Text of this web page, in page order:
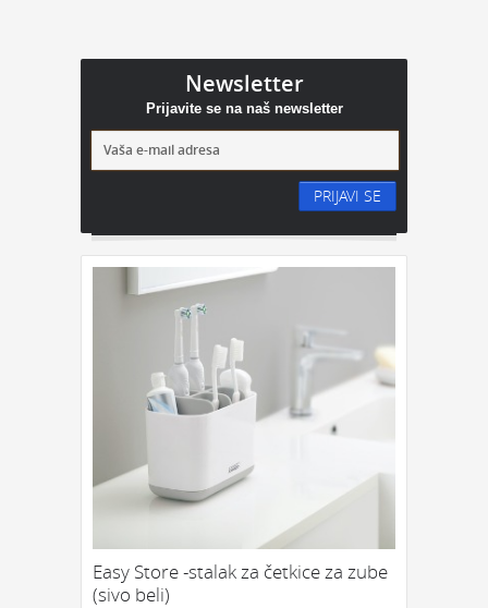
Newsletter
Prijavite se na naš newsletter
PRIJAVI SE
Easy Store -stalak za četkice za zube
(sivo beli)